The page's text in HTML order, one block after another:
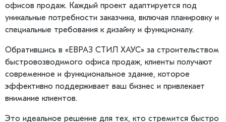
офисов продаж. Каждый проект адаптируется под
уникальные потребности заказчика, включая планировку и
специальные требования к дизайну и функционалу.
Обратившись в «ЕВРАЗ СТИЛ ХАУС» за строительством
быстровозводимого офиса продаж, клиенты получают
современное и функциональное здание, которое
эффективно поддерживает ваш бизнес и привлекает
внимание клиентов.
Это идеальное решение для тех, кто стремится быстро